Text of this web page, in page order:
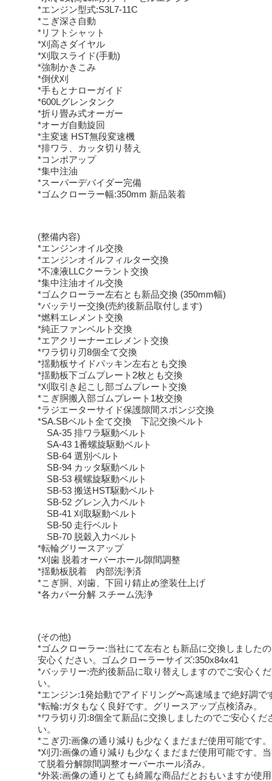
*エンジン型式:S3L7-11C
*こぎ深さ自動
*リフトシャット
*刈高さダイヤル
*刈取スライド(手動)
*強制かきこみ
*倒伏刈
*手もとナローガイド
*600Lグレンタンク
*折り畳み式オーガー
*オーガ自動旋回
*主変速 HST無段変速機
*排ワラ、カッタ切り替え
*コンポアップ
*集中注油
*スーパーデバイダー完備
*ゴムクローラー幅:350mm 新品装着
(整備内容)
*エンジンオイル交換
*エンジンオイルフィルター交換
*不凍液LLCクーラント交換
*集中注油オイル交換
*ゴムクローラー左右とも新品交換 (350mm幅)
*バッテリー交換(売約後新品取付します)
*燃料エレメント交換
*純正ファンベルト交換
*エアクリーナーエレメント交換
*ワラ切り刃8個全て交換
*揺動板サイドパッキン左右とも交換
*揺動板下ゴムプレート2枚とも交換
*刈取引き起こし部ゴムプレート交換
*こぎ胴搬入部ゴムプレート1枚交換
*ラジエーターサイド保護隙間スポンジ交換
*SA.SBベルト全て交換 下記交換ベルト
SA-35 排ワラ駆動ベルト
SA-43 1番螺旋駆動ベルト
SB-64 選別ベルト
SB-94 カッタ駆動ベルト
SB-53 横螺旋駆動ベルト
SB-53 搬送HST駆動ベルト
SB-52 グレン入力ベルト
SB-41 刈取駆動ベルト
SB-50 走行ベルト
SB-70 脱穀入力ベルト
*転輪グリースアップ
*刈歯 脱着オーバーホール隙間調整
*揺動板脱着 内部洗浄済
*こぎ胴、刈歯、下回り錆止め塗装仕上げ
*各カバー分解 スチーム洗浄
(その他)
*ゴムクローラー:当社にて左右とも新品に交換しました
安心ください。ゴムクローラーサイズ:350x84x41
*バッテリー:売約後新品に取り替えしますのでご安心く
い。
*エンジン:1発始動でアイドリング〜高速域まで絶好調で
*転輪:ガタもなく良好です。グリースアップ点検済み。
*ワラ切り刃:8個全て新品に交換しましたのでご安心くだ
い。
*こぎ刃:画像の通り減りも少なくまだまだ使用可能です。
*刈刃:画像の通り減りも少なくまだまだ使用可能です。
て脱着分解隙間調整オーバーホール済み。
*外装:画像の通りとても綺麗な商品だとおもいますが使